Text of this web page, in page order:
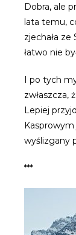
Dobra, ale
lata temu,
zjechała
łatwo nie
I po tych
zwłaszcza,
Lepiej
wyślizgany
***